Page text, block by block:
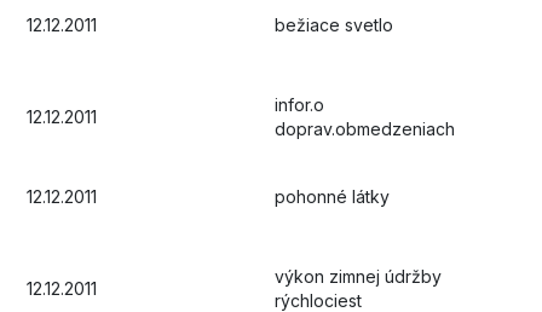
12.12.2011 bežiace svetlo
12.12.2011
infor.o
doprav.obmedzeniach
12.12.2011 pohonné látky
12.12.2011
výkon zimnej údržby
rýchlociest